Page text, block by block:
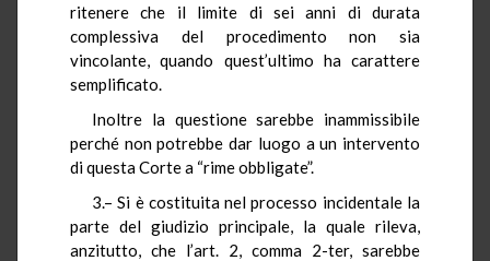
ritenere che il limite di sei anni di durata
complessiva del procedimento non sia
vincolante, quando quest’ultimo ha carattere
semplificato.
Inoltre la questione sarebbe inammissibile
perché non potrebbe dar luogo a un intervento
di questa Corte a “rime obbligate”.
3.– Si è costituita nel processo incidentale la
parte del giudizio principale, la quale rileva,
anzitutto, che l’art. 2, comma 2-ter, sarebbe